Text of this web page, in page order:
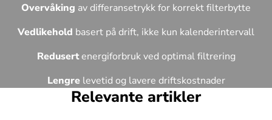
Overvåking av differansetrykk for korrekt filterbytte
Vedlikehold basert på drift, ikke kun kalenderintervall
Redusertenergiforbruk ved optimal filtrering
Lengrelevetid og lavere driftskostnader
Relevante artikler